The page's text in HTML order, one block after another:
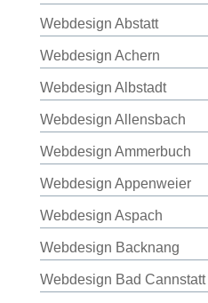
Webdesign Abstatt
Webdesign Achern
Webdesign Albstadt
Webdesign Allensbach
Webdesign Ammerbuch
Webdesign Appenweier
Webdesign Aspach
Webdesign Backnang
Webdesign Bad Cannstatt